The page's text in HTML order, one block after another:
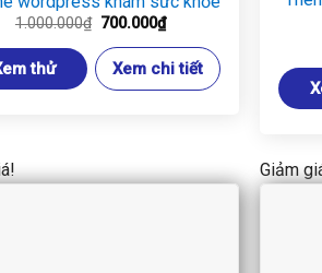
1.000.000₫ Giá
là:
1.000.000₫.
700.000₫Giá
hiện
tại
là:
700.000₫.
thử Xem chi tiết
Giảm